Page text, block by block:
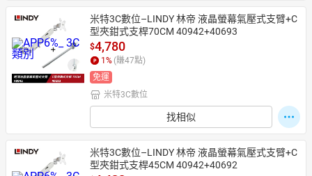
米特3C數位–LINDY 林帝 液晶螢幕氣壓式支臂+C
型夾鉗式支桿70CM 40942+40693
$4,780
1 % (賺47點)
免運
米特3C數位
找相似
米特3C數位–LINDY 林帝 液晶螢幕氣壓式支臂+C
型夾鉗式支桿45CM 40942+40692